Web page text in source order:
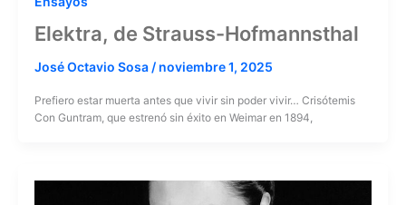
Elektra, de Strauss-Hofmannsthal
José Octavio Sosa / noviembre 1, 2025
Prefiero estar muerta antes que vivir sin poder vivir… Crisótemis
Con Guntram, que estrenó sin éxito en Weimar en 1894,